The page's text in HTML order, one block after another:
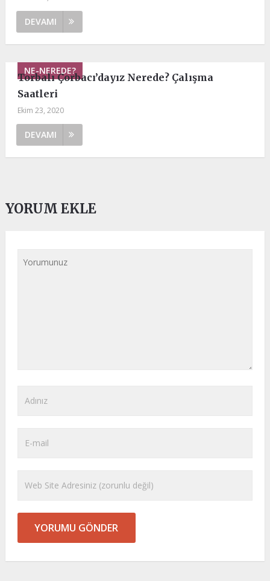
DEVAMI
NE-NEREDE?
Torbalı Çorbacı’dayız Nerede? Çalışma
Saatleri
Ekim 23, 2020
DEVAMI
YORUM EKLE